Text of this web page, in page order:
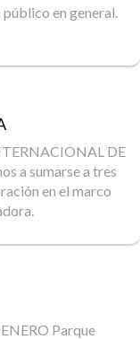
en general.
DE
a sumarse a tres
en el marco
Parque